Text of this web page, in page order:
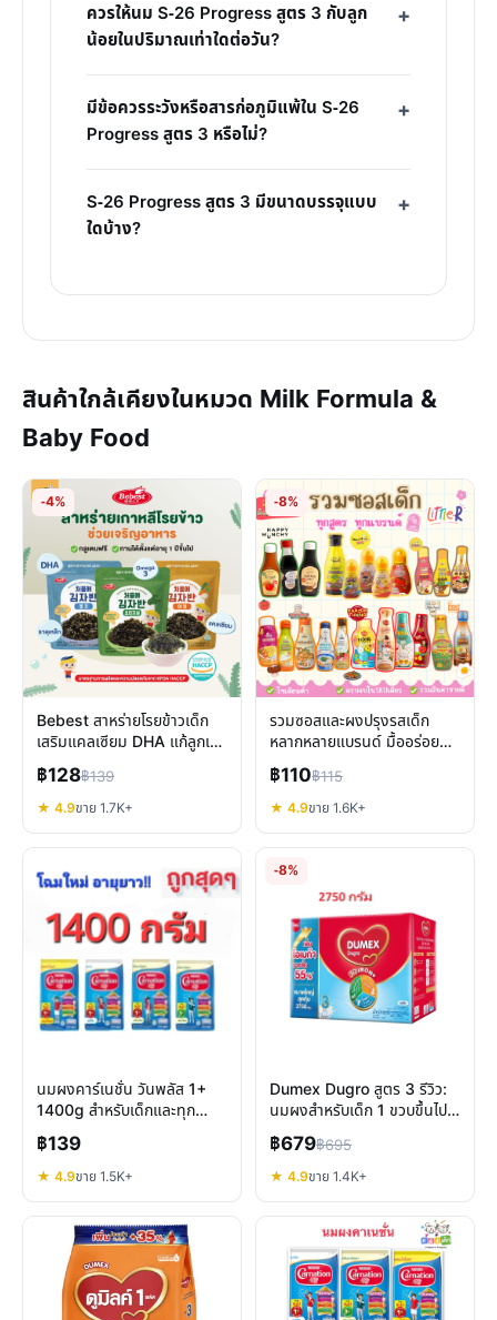
ควรให้นม S-26 Progress สูตร 3 กับลูก
น้อยในปริมาณเท่าใดต่อวัน?
มีข้อควรระวังหรือสารก่อภูมิแพ้ใน S-26
Progress สูตร 3 หรือไม่?
S-26 Progress สูตร 3 มีขนาดบรรจุแบบ
ใดบ้าง?
สินค้าใกล้เคียงในหมวด Milk Formula &
Baby Food
-4%
Bebest สาหร่ายโรยข้าวเด็ก
เสริมแคลเซียม DHA แก้ลูกเบื่อ
ข้าว อร่อยได้ประโยชน์
฿128฿139
★ 4.9ขาย 1.7K+
-8%
รวมซอสและผงปรุงรสเด็ก
หลากหลายแบรนด์ มื้ออร่อย
ปลอดภัยสำหรับลูกรัก
฿110฿115
★ 4.9ขาย 1.6K+
นมผงคาร์เนชั่น วันพลัส 1+
1400g สำหรับเด็กและทุก
คนในบ้าน ดีจริงไหม?
฿139
★ 4.9ขาย 1.5K+
-8%
Dumex Dugro สูตร 3 รีวิว:
นมผงสำหรับเด็ก 1 ขวบขึ้นไป
และทุกคนในครอบครัว
฿679฿695
★ 4.9ขาย 1.4K+